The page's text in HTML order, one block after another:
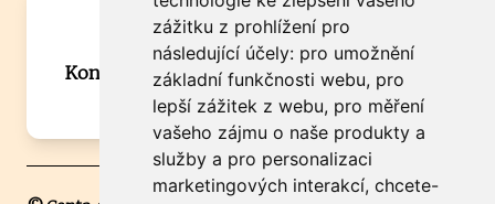
zážitku z prohlížení pro
následující účely: pro umožnění
základní funkčnosti webu, pro
lepší zážitek z webu, pro měření
vašeho zájmu o naše produkty a
služby a pro personalizaci
marketingových interakcí, chcete-
Máte zajímavou informaci? Chcete
spolupracovat?
Kontaktujte šéfredaktora Martina Chalupu:
chalupa@ctidoma.cz